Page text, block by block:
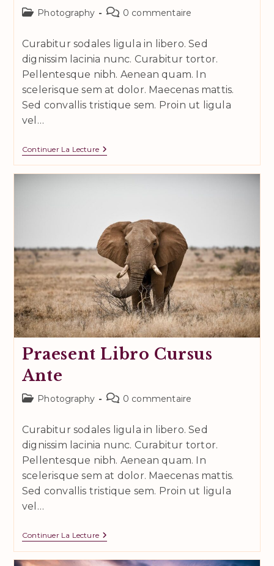
PostPhotography
Commentaires
publication :
0 commentaire
Curabitur sodales ligula in libero. Sed
dignissim lacinia nunc. Curabitur tortor.
Pellentesque nibh. Aenean quam. In
scelerisque sem at dolor. Maecenas mattis.
Sed convallis tristique sem. Proin ut ligula
vel…
Continuer La LectureClass
Aptent
Taciti
Praesent Libro Cursus
Ante
PostPhotography
Commentaires
publication :
0 commentaire
Curabitur sodales ligula in libero. Sed
dignissim lacinia nunc. Curabitur tortor.
Pellentesque nibh. Aenean quam. In
scelerisque sem at dolor. Maecenas mattis.
Sed convallis tristique sem. Proin ut ligula
vel…
Continuer La LecturePraesent
Cursus